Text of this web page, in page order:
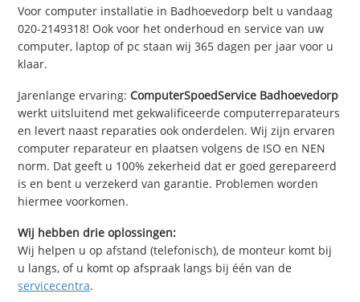
Voor computer installatie in Badhoevedorp belt u vandaag
020-2149318! Ook voor het onderhoud en service van uw
computer, laptop of pc staan wij 365 dagen per jaar voor u
klaar.
Jarenlange ervaring:ComputerSpoedService Badhoevedorp
werkt uitsluitend met gekwalificeerde computerreparateurs
en levert naast reparaties ook onderdelen. Wij zijn ervaren
computer reparateur en plaatsen volgens de ISO en NEN
norm. Dat geeft u 100% zekerheid dat er goed gerepareerd
is en bent u verzekerd van garantie. Problemen worden
hiermee voorkomen.
Wij hebben drie oplossingen:
Wij helpen u op afstand (telefonisch), de monteur komt bij
u langs, of u komt op afspraak langs bij één van de
servicecentra.